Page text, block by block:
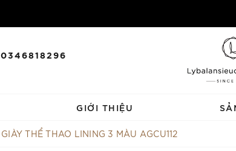
0346818296
GIỚI THIỆU
GIÀY THỂ THAO LINING 3 MÀU AGCU112